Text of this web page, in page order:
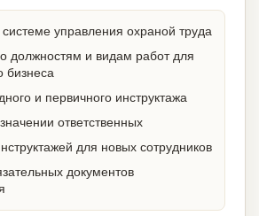
управления охраной труда
должностям и видам работ для
бизнеса
и первичного инструктажа
ответственных
для новых сотрудников
документов